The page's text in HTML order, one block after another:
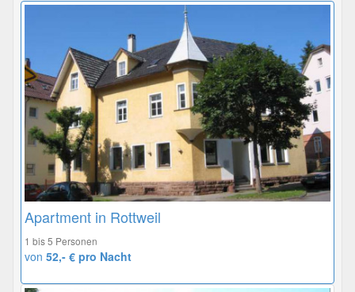
Apartment in Rottweil
1 bis 5 Personen
von 52,- € pro Nacht